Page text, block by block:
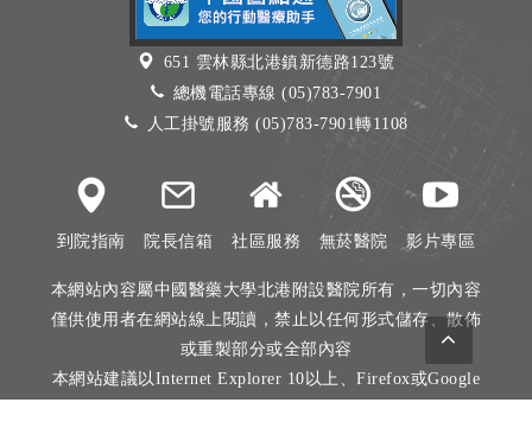
651 雲林縣北港鎮新德路123號
總機電話專線 (05)783-7901
人工掛號服務 (05)783-7901轉1108
到院指南 院長信箱 社區服務 無菸醫院 影片專區
本網站內容屬中國醫藥大學北港附設醫院所有，一切內容
僅供使用者在網站線上閱讀，禁止以任何形式儲存、散佈
或重製部分或全部內容
本網站建議以Internet Explorer 10以上、Firefox或Google